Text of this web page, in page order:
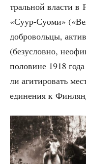
траль­ной вла­сти в
«Суур-Суо­ми»
доб­ро­воль­цы,
(без­услов­но,
поло­вине 1918
ли аги­ти­ро­вать
еди­не­ния к